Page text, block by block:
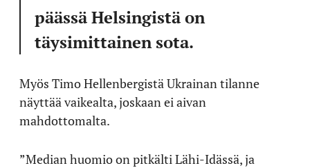
päässä Helsingistä on
täysimittainen sota.
Myös Timo Hellenbergistä Ukrainan tilanne
näyttää vaikealta, joskaan ei aivan
mahdottomalta.
”Median huomio on pitkälti Lähi-Idässä, ja